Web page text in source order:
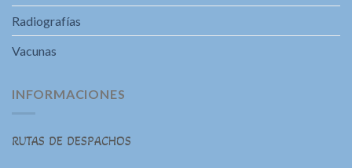
Radiografías
Vacunas
INFORMACIONES
RUTAS DE DESPACHOS